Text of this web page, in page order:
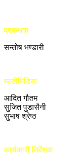
प्रबन्धक
सन्तोष भण्डारी
मल्टीमिडिया
आदित गौतम
सुजित पुडासैनी
सुभाष श्रेष्ठ
कार्यकारी निर्देशक